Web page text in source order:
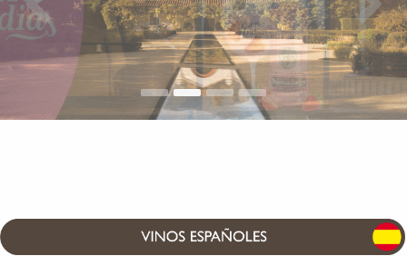
Anterior